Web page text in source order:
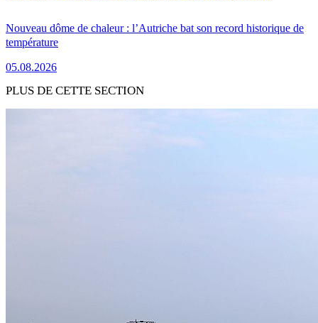
Nouveau dôme de chaleur : l’Autriche bat son record historique de
température
05.08.2026
PLUS DE CETTE SECTION